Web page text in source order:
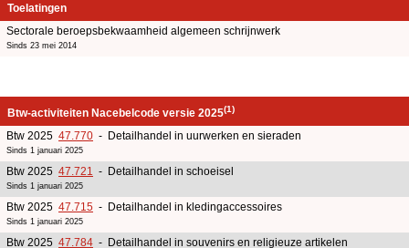
Toelatingen
Sectorale beroepsbekwaamheid algemeen schrijnwerk
Sinds 23 mei 2014
Btw-activiteiten Nacebelcode versie 2025(1)
Btw 2025 47.770 - Detailhandel in uurwerken en sieraden
Sinds 1 januari 2025
Btw 2025 47.721 - Detailhandel in schoeisel
Sinds 1 januari 2025
Btw 2025 47.715 - Detailhandel in kledingaccessoires
Sinds 1 januari 2025
Btw 2025 47.784 - Detailhandel in souvenirs en religieuze artikelen